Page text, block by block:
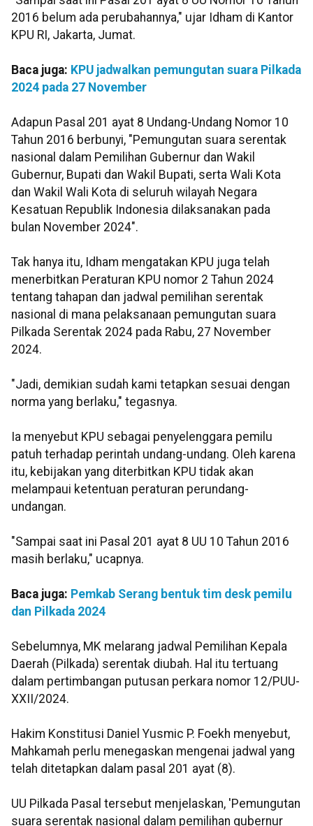
2016 belum ada perubahannya," ujar Idham di Kantor
KPU RI, Jakarta, Jumat.
Baca juga: KPU jadwalkan pemungutan suara Pilkada
2024 pada 27 November
Adapun Pasal 201 ayat 8 Undang-Undang Nomor 10
Tahun 2016 berbunyi, "Pemungutan suara serentak
nasional dalam Pemilihan Gubernur dan Wakil
Gubernur, Bupati dan Wakil Bupati, serta Wali Kota
dan Wakil Wali Kota di seluruh wilayah Negara
Kesatuan Republik Indonesia dilaksanakan pada
bulan November 2024".
Tak hanya itu, Idham mengatakan KPU juga telah
menerbitkan Peraturan KPU nomor 2 Tahun 2024
tentang tahapan dan jadwal pemilihan serentak
nasional di mana pelaksanaan pemungutan suara
Pilkada Serentak 2024 pada Rabu, 27 November
2024.
"Jadi, demikian sudah kami tetapkan sesuai dengan
norma yang berlaku," tegasnya.
Ia menyebut KPU sebagai penyelenggara pemilu
patuh terhadap perintah undang-undang. Oleh karena
itu, kebijakan yang diterbitkan KPU tidak akan
melampaui ketentuan peraturan perundang-
undangan.
"Sampai saat ini Pasal 201 ayat 8 UU 10 Tahun 2016
masih berlaku," ucapnya.
Baca juga: Pemkab Serang bentuk tim desk pemilu
dan Pilkada 2024
Sebelumnya, MK melarang jadwal Pemilihan Kepala
Daerah (Pilkada) serentak diubah. Hal itu tertuang
dalam pertimbangan putusan perkara nomor 12/PUU-
XXII/2024.
Hakim Konstitusi Daniel Yusmic P. Foekh menyebut,
Mahkamah perlu menegaskan mengenai jadwal yang
telah ditetapkan dalam pasal 201 ayat (8).
UU Pilkada Pasal tersebut menjelaskan, 'Pemungutan
suara serentak nasional dalam pemilihan gubernur